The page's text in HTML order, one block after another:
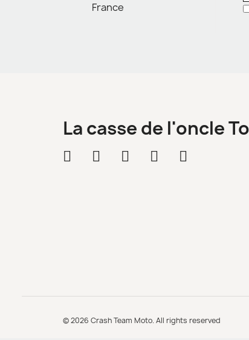
France
La casse de l'oncle
© 2026 Crash Team Moto. All rights reserved